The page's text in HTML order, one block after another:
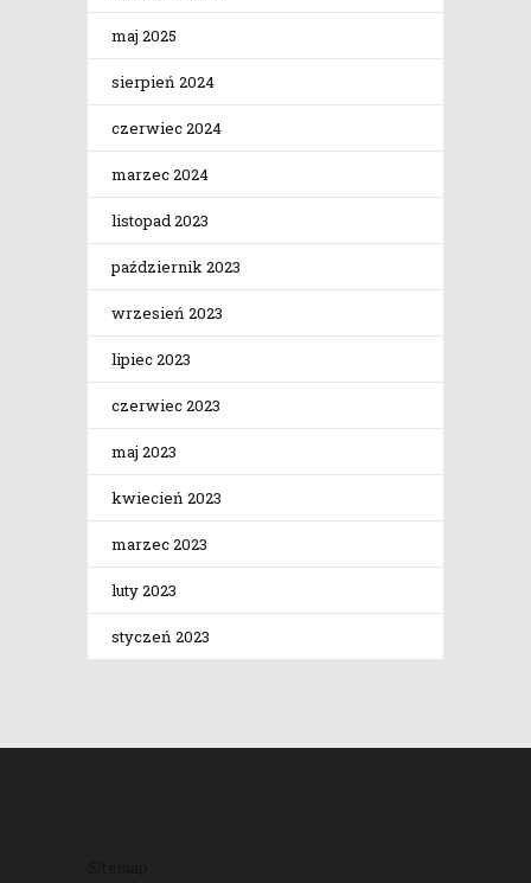
maj 2025
sierpień 2024
czerwiec 2024
marzec 2024
listopad 2023
październik 2023
wrzesień 2023
lipiec 2023
czerwiec 2023
maj 2023
kwiecień 2023
marzec 2023
luty 2023
styczeń 2023